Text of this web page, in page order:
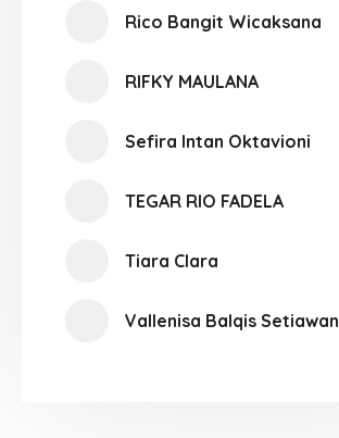
Rico Bangit Wicaksana
RIFKY MAULANA
Sefira Intan Oktavioni
TEGAR RIO FADELA
Tiara Clara
Vallenisa Balqis Setiawan